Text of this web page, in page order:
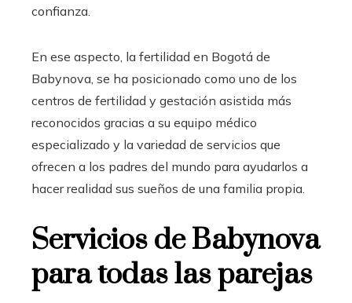
confianza.
En ese aspecto, la fertilidad en Bogotá de
Babynova, se ha posicionado como uno de los
centros de fertilidad y gestación asistida más
reconocidos gracias a su equipo médico
especializado y la variedad de servicios que
ofrecen a los padres del mundo para ayudarlos a
hacer realidad sus sueños de una familia propia.
Servicios de Babynova
para todas las parejas